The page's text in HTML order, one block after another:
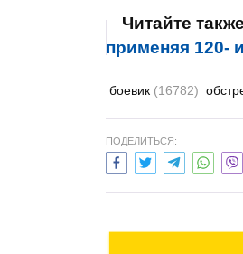
Читайте
применяя 120-
боевик (16782)
ПОДЕЛИТЬСЯ: